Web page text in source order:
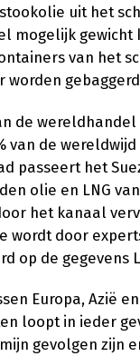
uit het
mogelijk gewicht
van het
worden
de
van de
passeert het
olie en LNG
het kanaal
wordt door
op de gegevens
Europa, Azië
loopt in ieder
gevolgen zijn